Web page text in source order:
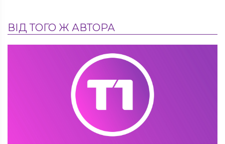
ВІД ТОГО Ж АВТОРА